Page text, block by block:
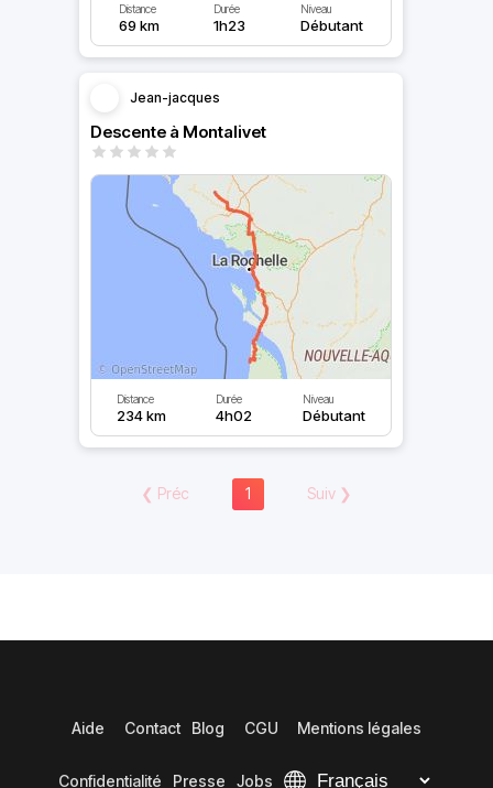
Distance
69 km
Durée
1h23
Niveau
Débutant
Jean-jacques
Descente à Montalivet
Distance
234 km
Durée
4h02
Niveau
Débutant
❮ Préc 1 Suiv ❯
Aide Contact Blog CGU Mentions légales
Confidentialité Presse Jobs